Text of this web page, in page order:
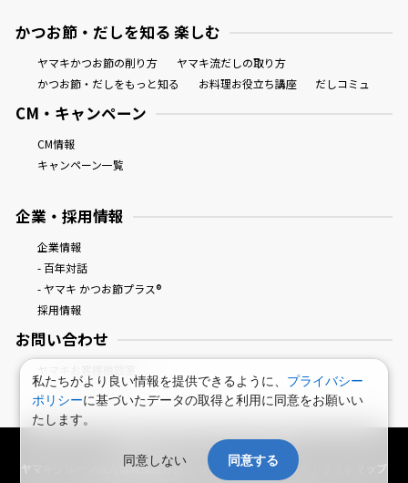
かつお節・だしを知る 楽しむ
ヤマキかつお節の削り方
ヤマキ流だしの取り方
かつお節・だしをもっと知る
お料理お役立ち講座 だしコミュ
CM・キャンペーン
CM情報
キャンペーン一覧
企業・採用情報
企業情報
- 百年対話
- ヤマキ かつお節プラス®
採用情報
お問い合わせ
鰹節屋・だし屋、ヤマキ。 : HOME
ヤマキグループ個人情報保護方針
プライバシーポリシー
サイトマップ
私たちがより良い情報を提供できるように、 プライバシー
ポリシーに基づいたデータの取得と利用に同意をお願いい
たします。
同意しない 同意する